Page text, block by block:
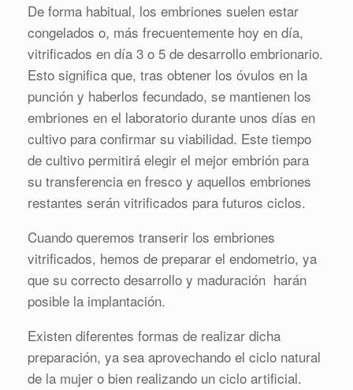
De forma habitual, los embriones suelen estar
congelados o, más frecuentemente hoy en día,
vitrificados en día 3 o 5 de desarrollo embrionario.
Esto significa que, tras obtener los óvulos en la
punción y haberlos fecundado, se mantienen los
embriones en el laboratorio durante unos días en
cultivo para confirmar su viabilidad. Este tiempo
de cultivo permitirá elegir el mejor embrión para
su transferencia en fresco y aquellos embriones
restantes serán vitrificados para futuros ciclos.
Cuando queremos transerir los embriones
vitrificados, hemos de preparar el endometrio, ya
que su correcto desarrollo y maduración harán
posible la implantación.
Existen diferentes formas de realizar dicha
preparación, ya sea aprovechando el ciclo natural
de la mujer o bien realizando un ciclo artificial.